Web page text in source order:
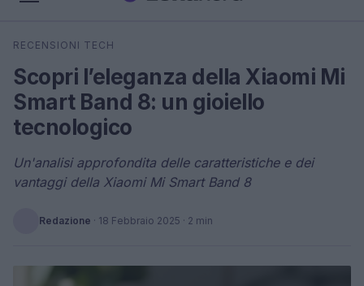
Cerca
RECENSIONI TECH
Scopri l’eleganza della Xiaomi Mi
Smart Band 8: un gioiello
tecnologico
Un'analisi approfondita delle caratteristiche e dei
vantaggi della Xiaomi Mi Smart Band 8
Redazione · 18 Febbraio 2025 · 2 min